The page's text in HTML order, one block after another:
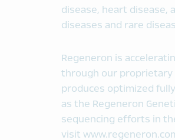
disease, heart disease,
diseases and rare
Regeneron is
through our proprietary
produces optimized
as the Regeneron
sequencing efforts in
visit